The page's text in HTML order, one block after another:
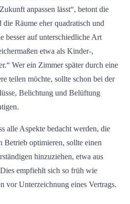
anpassen lässt“, betont die
Räume eher quadratisch und
besser auf unterschiedliche Art
etwa als Kinder-,
Wer ein Zimmer später durch eine
teilen möchte, sollte schon bei der
Belichtung und Belüftung
alle Aspekte bedacht werden, die
Betrieb optimieren, sollte einen
hinzuziehen, etwa aus
empfiehlt sich so früh wie
vor Unterzeichnung eines Vertrags.